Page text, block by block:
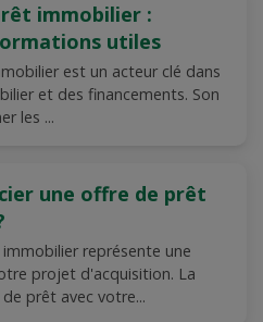
immobilier :
utiles
est un acteur clé dans
et des financements. Son
les ...
une offre de prêt
représente une
projet d'acquisition. La
prêt avec votre...